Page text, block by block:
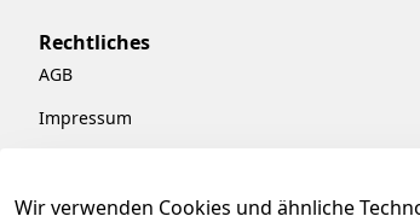
Wir verwenden Cookies und ähnliche
Rechtliches
AGB
Impressum
Barrierefreiheitserklärung